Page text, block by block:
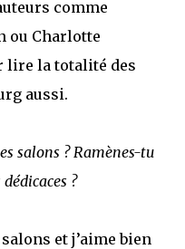
comme
ou Charlotte
lire la totalité des
aussi.
salons ? Ramènes-tu
?
et j’aime bien